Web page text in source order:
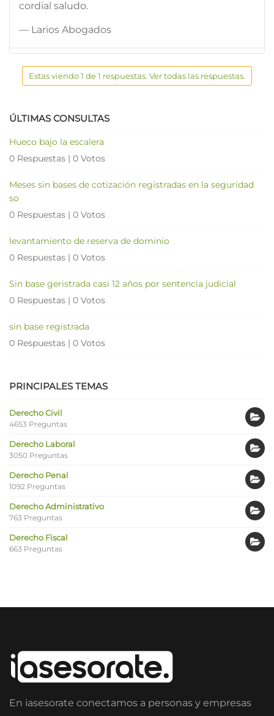
cordial saludo.
— Larios Abogados
Estas viendo 1 de 1 respuestas. Ver todas las respuestas.
ÚLTIMAS CONSULTAS
Hueco bajo la escalera
0 Respuestas | 0 Votos
Meses sin bases de cotización registradas en la seguridad
so
0 Respuestas | 0 Votos
levantamiento de reserva de dominio
0 Respuestas | 0 Votos
Sin base geristrada casi 12 años por sentencia judicial
0 Respuestas | 0 Votos
sin base registrada
0 Respuestas | 0 Votos
PRINCIPALES TEMAS
Derecho Civil
4653 Preguntas
Derecho Laboral
3050 Preguntas
Derecho Penal
1092 Preguntas
Derecho Administrativo
763 Preguntas
Derecho Fiscal
663 Preguntas
En iasesorate conectamos a personas y empresas